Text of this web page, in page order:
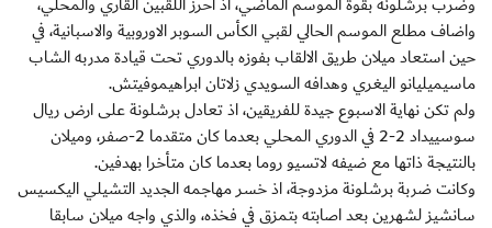
واضاف مطلع الموسم الحالي لقبي الكأس السوبر الاوروبية والاسبانية، في
حين استعاد ميلان طريق الالقاب بفوزه بالدوري تحت قيادة مدربه الشاب
ماسيميليانو اليغري وهدافه السويدي زلاتان ابراهيموفيتش.
ولم تكن نهاية الاسبوع جيدة للفريقين، اذ تعادل برشلونة على ارض ريال
سوسييداد 2-2 في الدوري المحلي بعدما كان متقدما 2-صفر، وميلان
بالنتيجة ذاتها مع ضيفه لاتسيو روما بعدما كان متأخرا بهدفين.
وكانت ضربة برشلونة مزدوجة، اذ خسر مهاجمه الجديد التشيلي اليكسيس
سانشيز لشهرين بعد اصابته بتمزق في فخذه، والذي واجه ميلان سابقا